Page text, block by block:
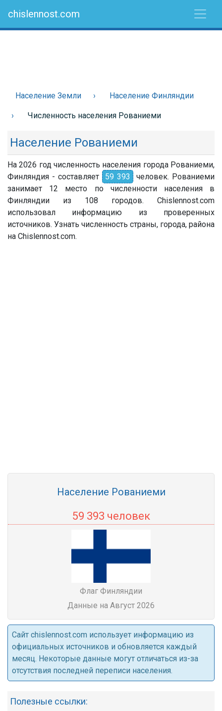
chislennost.com
Население Земли Население Финляндии
Численность населения Рованиеми
Население Рованиеми
На 2026 год численность населения города Рованиеми,
Финляндия - составляет
59 393
человек. Рованиеми
занимает 12 место по численности населения в
Финляндии из 108 городов. Chislennost.com
использовал информацию из проверенных
источников. Узнать численность страны, города, района
на Chislennost.com.
Население Рованиеми
59 393 человек
Флаг Финляндии
Данные на Август 2026
Cайт chislennost.com использует информацию из
официальных источников и обновляется каждый
месяц. Некоторые данные могут отличаться из-за
отсутствия последней переписи населения.
Полезные ссылки: